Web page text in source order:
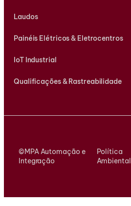
Laudos
Painéis Elétricos & Eletrocentros
IoT Industrial
Qualificações & Rastreabilidade
©MPA Automação e
Integração
Política
Ambiental